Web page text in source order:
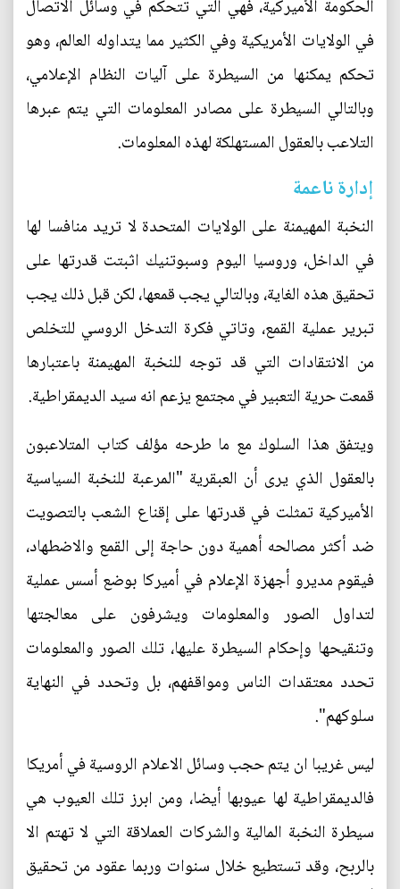
الحكومة الأميركية، فهي التي تتحكم في وسائل الاتصال
في الولايات الأمريكية وفي الكثير مما يتداوله العالم، وهو
تحكم يمكنها من السيطرة على آليات النظام الإعلامي،
وبالتالي السيطرة على مصادر المعلومات التي يتم عبرها
التلاعب بالعقول المستهلكة لهذه المعلومات.
إدارة ناعمة
النخبة المهيمنة على الولايات المتحدة لا تريد منافسا لها
في الداخل، وروسيا اليوم وسبوتنيك اثبتت قدرتها على
تحقيق هذه الغاية، وبالتالي يجب قمعها، لكن قبل ذلك يجب
تبرير عملية القمع، وتاتي فكرة التدخل الروسي للتخلص
من الانتقادات التي قد توجه للنخبة المهيمنة باعتبارها
قمعت حرية التعبير في مجتمع يزعم انه سيد الديمقراطية.
ويتفق هذا السلوك مع ما طرحه مؤلف كتاب المتلاعبون
بالعقول الذي يرى أن العبقرية "المرعبة للنخبة السياسية
الأميركية تمثلت في قدرتها على إقناع الشعب بالتصويت
ضد أكثر مصالحه أهمية دون حاجة إلى القمع والاضطهاد،
فيقوم مديرو أجهزة الإعلام في أميركا بوضع أسس عملية
لتداول الصور والمعلومات ويشرفون على معالجتها
وتنقيحها وإحكام السيطرة عليها، تلك الصور والمعلومات
تحدد معتقدات الناس ومواقفهم، بل وتحدد في النهاية
سلوكهم".
ليس غريبا ان يتم حجب وسائل الاعلام الروسية في أمريكا
فالديمقراطية لها عيوبها أيضا، ومن ابرز تلك العيوب هي
سيطرة النخبة المالية والشركات العملاقة التي لا تهتم الا
بالربح، وقد تستطيع خلال سنوات وربما عقود من تحقيق